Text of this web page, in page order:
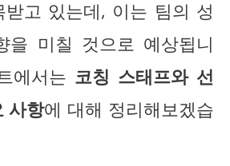
고 있는데, 이는 팀의 성
을 미칠 것으로 예상됩니
에서는 코칭 스태프와 선
사항에 대해 정리해보겠습